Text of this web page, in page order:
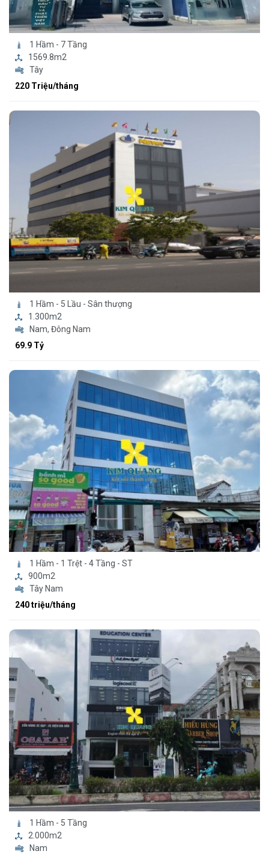
1 Hầm - 7 Tầng
1569.8m2
Tây
220 Triệu/tháng
1 Hầm - 5 Lầu - Sân thượng
1.300m2
Nam, Đông Nam
69.9 Tỷ
1 Hầm - 1 Trệt - 4 Tầng - ST
900m2
Tây Nam
240 triệu/tháng
1 Hầm - 5 Tầng
2.000m2
Nam